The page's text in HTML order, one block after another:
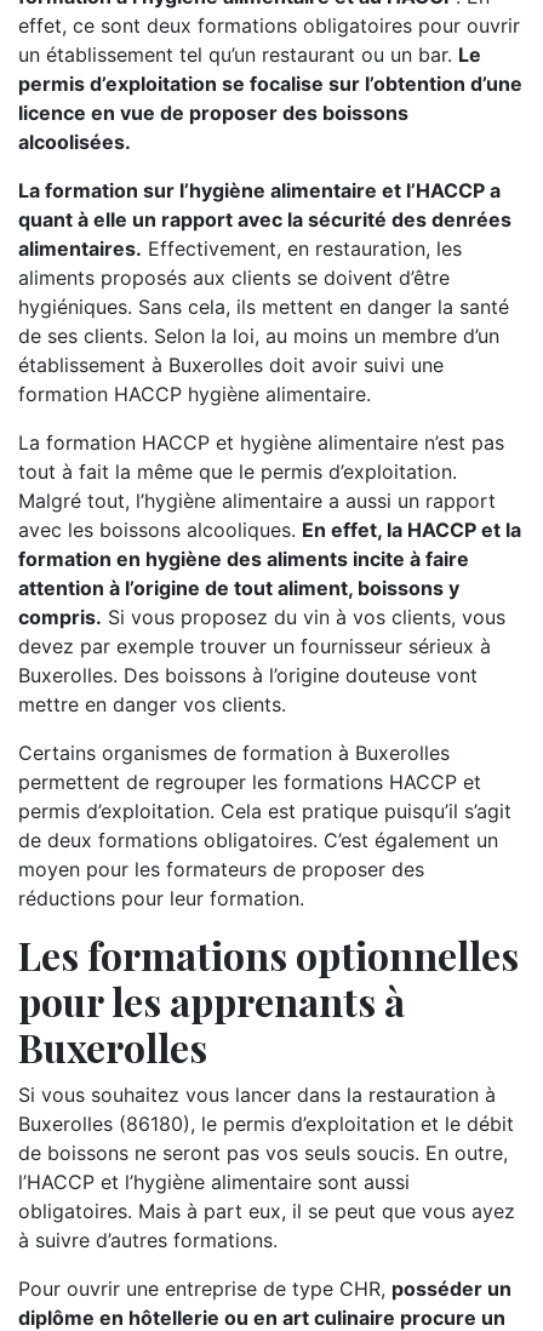
effet, ce sont deux formations obligatoires pour ouvrir
un établissement tel qu’un restaurant ou un bar. Le
permis d’exploitation se focalise sur l’obtention d’une
licence en vue de proposer des boissons
alcoolisées.
La formation sur l’hygiène alimentaire et l’HACCP a
quant à elle un rapport avec la sécurité des denrées
alimentaires. Effectivement, en restauration, les
aliments proposés aux clients se doivent d’être
hygiéniques. Sans cela, ils mettent en danger la santé
de ses clients. Selon la loi, au moins un membre d’un
établissement à Buxerolles doit avoir suivi une
formation HACCP hygiène alimentaire.
La formation HACCP et hygiène alimentaire n’est pas
tout à fait la même que le permis d’exploitation.
Malgré tout, l’hygiène alimentaire a aussi un rapport
avec les boissons alcooliques. En effet, la HACCP et la
formation en hygiène des aliments incite à faire
attention à l’origine de tout aliment, boissons y
compris. Si vous proposez du vin à vos clients, vous
devez par exemple trouver un fournisseur sérieux à
Buxerolles. Des boissons à l’origine douteuse vont
mettre en danger vos clients.
Certains organismes de formation à Buxerolles
permettent de regrouper les formations HACCP et
permis d’exploitation. Cela est pratique puisqu’il s’agit
de deux formations obligatoires. C’est également un
moyen pour les formateurs de proposer des
réductions pour leur formation.
Les formations optionnelles
pour les apprenants à
Buxerolles
Si vous souhaitez vous lancer dans la restauration à
Buxerolles (86180), le permis d’exploitation et le débit
de boissons ne seront pas vos seuls soucis. En outre,
l’HACCP et l’hygiène alimentaire sont aussi
obligatoires. Mais à part eux, il se peut que vous ayez
à suivre d’autres formations.
Pour ouvrir une entreprise de type CHR, posséder un
diplôme en hôtellerie ou en art culinaire procure un